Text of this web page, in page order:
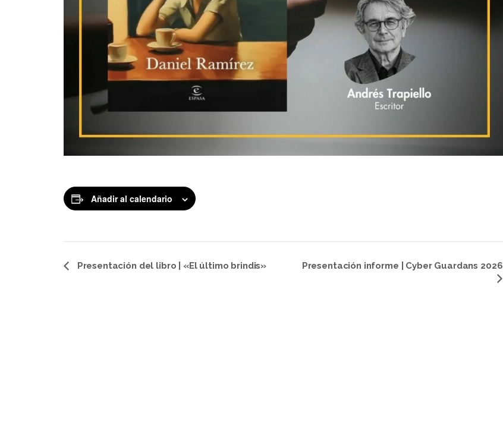
Añadir al calendario
Navegación
Presentación del libro | «El último brindis» Presentación informe | Cyber Guardans 2026